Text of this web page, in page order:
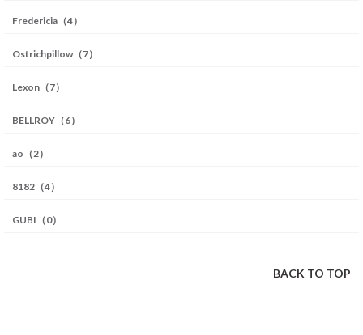
Fredericia（4）
Ostrichpillow（7）
Lexon（7）
BELLROY（6）
ao（2）
8182（4）
GUBI（0）
BACK TO TOP